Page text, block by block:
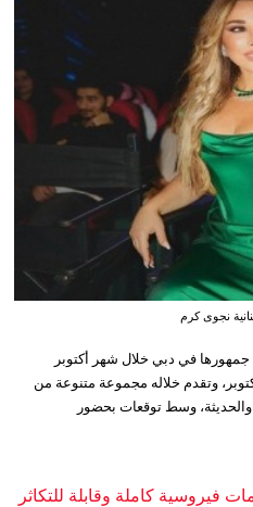
نجوى كرم
جمهورها في دبي خلال شهر أكتوبر
حيث تحيي حفلًا غنائيًا يوم 2 أكتوبر، وتقدم خلاله مجموعة متنوعة من
والحديثة، وسط توقعات بحضور
فيروسية كاملة وقابلة للتكاثر